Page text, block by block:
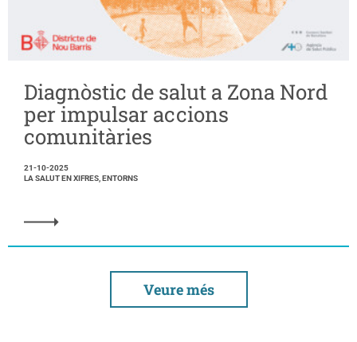
Diagnòstic de salut a Zona Nord
per impulsar accions
comunitàries
21-10-2025
LA SALUT EN XIFRES, ENTORNS
Veure més